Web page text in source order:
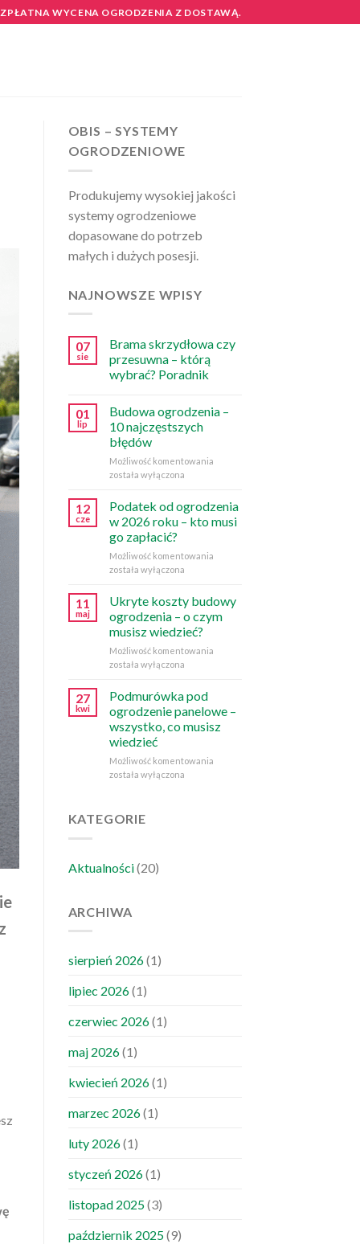
WYCENA OGRODZENIA Z DOSTAWĄ.
OBIS – SYSTEMY
OGRODZENIOWE
Produkujemy wysokiej jakości
systemy ogrodzeniowe
dopasowane do potrzeb
małych i dużych posesji.
NAJNOWSZE WPISY
07
sie
Brama skrzydłowa czy
przesuwna – którą
wybrać? Poradnik
01
lip
Budowa ogrodzenia –
10 najczęstszych
błędów
Możliwość komentowaniaBudowa
błędów
została wyłączona
12
cze
Podatek od ogrodzenia
w 2026 roku – kto musi
go zapłacić?
Możliwość komentowaniaPodatek
w
2026
roku
kto
została wyłączona
11
maj
Ukryte koszty budowy
ogrodzenia – o czym
musisz wiedzieć?
Możliwość komentowaniaUkryte
o
czym
wiedzieć?
została wyłączona
27
kwi
Podmurówka pod
ogrodzenie panelowe –
wszystko, co musisz
wiedzieć
Możliwość komentowaniaPodmurówka
została wyłączona
KATEGORIE
Aktualności(20)
ARCHIWA
sierpień 2026(1)
lipiec 2026(1)
czerwiec 2026(1)
maj 2026(1)
kwiecień 2026(1)
marzec 2026(1)
luty 2026(1)
styczeń 2026(1)
listopad 2025(3)
październik 2025(9)